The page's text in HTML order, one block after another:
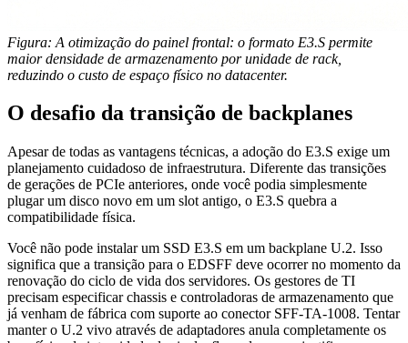
Figura: A otimização do painel frontal: o formato E3.S permite
maior densidade de armazenamento por unidade de rack,
reduzindo o custo de espaço físico no datacenter.
O desafio da transição de backplanes
Apesar de todas as vantagens técnicas, a adoção do E3.S exige um
planejamento cuidadoso de infraestrutura. Diferente das transições
de gerações de PCIe anteriores, onde você podia simplesmente
plugar um disco novo em um slot antigo, o E3.S quebra a
compatibilidade física.
Você não pode instalar um SSD E3.S em um backplane U.2. Isso
significa que a transição para o EDSFF deve ocorrer no momento da
renovação do ciclo de vida dos servidores. Os gestores de TI
precisam especificar chassis e controladoras de armazenamento que
já venham de fábrica com suporte ao conector SFF-TA-1008. Tentar
manter o U.2 vivo através de adaptadores anula completamente os